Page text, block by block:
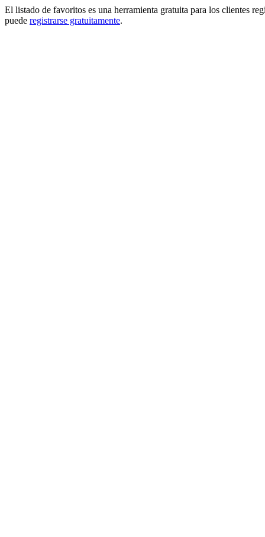
El listado de favoritos es una herramienta gratuita para los clientes
puede registrarse gratuitamente.